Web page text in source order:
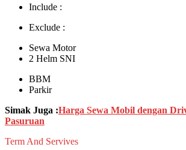
Include :
Exclude :
Sewa Motor
2 Helm SNI
BBM
Parkir
Simak Juga :Harga Sewa Mobil dengan
Pasuruan
Term And Servives